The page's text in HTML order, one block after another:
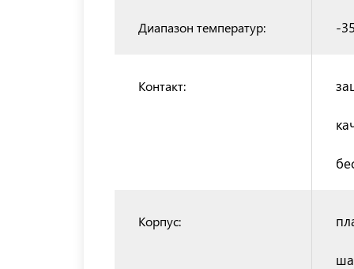
Диапазон температур: -
Контакт:
Корпус: